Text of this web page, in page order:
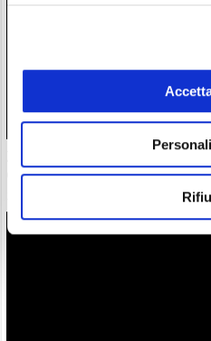
Zcash completa l’atteso
di $ZEC è ora verificata